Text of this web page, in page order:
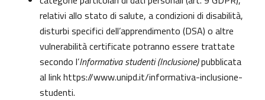
relativi allo stato di salute, a condizioni di disabilità,
disturbi specifici dell’apprendimento (DSA) o altre
vulnerabilità certificate potranno essere trattate
secondo l’Informativa studenti (Inclusione)pubblicata
al linkhttps://www.unipd.it/informativa-inclusione-
studenti.